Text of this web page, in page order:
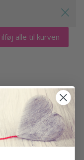
alle til kurven
DROPS